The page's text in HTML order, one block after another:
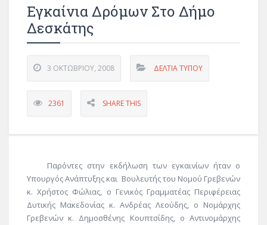
Εγκαίνια Δρόμων Στο Δήμο
Δεσκάτης
3 ΟΚΤΩΒΡΊΟΥ, 2008 ΔΕΛΤΊΑ ΤΎΠΟΥ
2361 SHARE THIS
Παρόντες στην εκδήλωση των εγκαινίων ήταν ο
Υπουργός Ανάπτυξης και Βουλευτής του Νομού Γρεβενών
κ. Χρήστος Φώλιας, ο Γενικός Γραμματέας Περιφέρειας
Δυτικής Μακεδονίας κ. Ανδρέας Λεούδης, ο Νομάρχης
Γρεβενών κ. Δημοσθένης Κουπτσίδης, ο Αντινομάρχης